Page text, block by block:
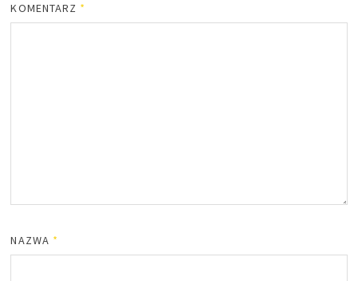
KOMENTARZ *
NAZWA *